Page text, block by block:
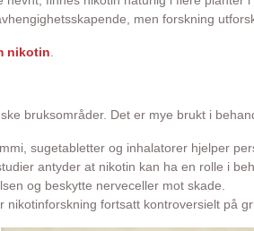
men forskning
nikotin
bruksområder. Det er mye brukt i
sugetabletter og inhalatorer hjelper
antyder at nikotin kan ha en rolle i
og beskytte nerveceller mot skade.
fortsatt kontroversielt på